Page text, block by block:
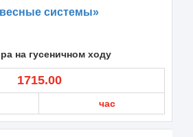
системы»
на гусеничном ходу
1715.00
час